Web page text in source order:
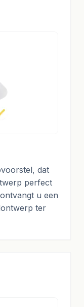
dat
perfect
u een
ter